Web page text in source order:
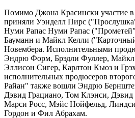
Помимо Джона Красински участие в
приняли Уэнделл Пирс
Нуми Рапас Нуми Рапас
Бауманн и Майкл Келли
Новембера. Исполнительными
Эндрю Форм, Брэдли Фуллер, Майкл
Эллисон Сигер, Карлтон Кьюз и
исполнительных продюсеров
Райан" также вошли Эндрю
Дэвид Грациано, Том Клэнси, Дэвид
Марси Росс, Мэйс Нойфельд,
Гордон и Фил Абрахам.